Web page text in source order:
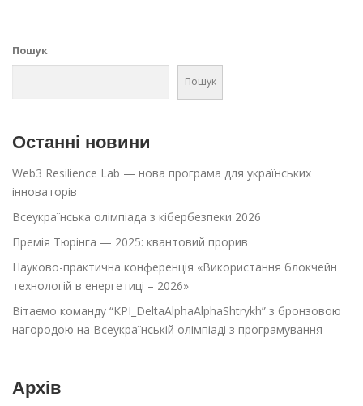
Пошук
Пошук
Останні новини
Web3 Resilience Lab — нова програма для українських
інноваторів
Всеукраїнська олімпіада з кібербезпеки 2026
Премія Тюрінга — 2025: квантовий прорив
Науково-практична конференція «Використання блокчейн
технологій в енергетиці – 2026»
Вітаємо команду “KPI_DeltaAlphaAlphaShtrykh” з бронзовою
нагородою на Всеукраїнській олімпіаді з програмування
Архів